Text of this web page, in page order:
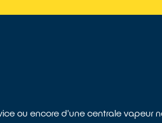
ou encore d'une centrale vapeur